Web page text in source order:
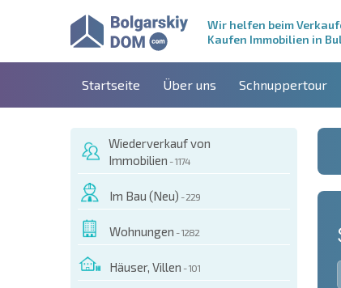
Wir helfen beim
Kaufen Immobilien in
Startseite Über uns Schnuppertour
Wiederverkauf von
Immobilien - 1174
Im Bau (Neu) - 229
Wohnungen - 1282
Häuser, Villen - 101